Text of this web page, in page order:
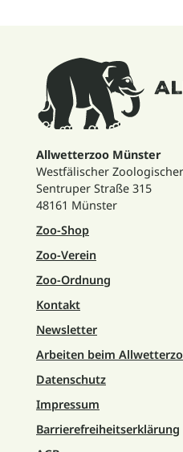
Allwetterzoo Münster
Westfälischer
Sentruper Straße 315
48161 Münster
Zoo-Shop
Zoo-Verein
Zoo-Ordnung
Kontakt
Newsletter
Arbeiten beim
Datenschutz
Impressum
Barrierefreiheitserklärung